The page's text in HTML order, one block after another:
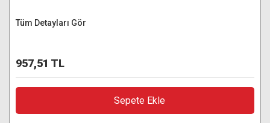
Tüm Detayları Gör
957,51 TL
Sepete Ekle